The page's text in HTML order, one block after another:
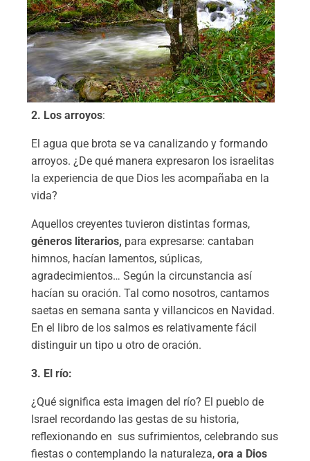
2. Los arroyos:
El agua que brota se va canalizando y formando
arroyos. ¿De qué manera expresaron los israelitas
la experiencia de que Dios les acompañaba en la
vida?
Aquellos creyentes tuvieron distintas formas,
géneros literarios, para expresarse: cantaban
himnos, hacían lamentos, súplicas,
agradecimientos… Según la circunstancia así
hacían su oración. Tal como nosotros, cantamos
saetas en semana santa y villancicos en Navidad.
En el libro de los salmos es relativamente fácil
distinguir un tipo u otro de oración.
3. El río:
¿Qué significa esta imagen del río? El pueblo de
Israel recordando las gestas de su historia,
reflexionando en sus sufrimientos, celebrando sus
fiestas o contemplando la naturaleza, ora a Dios